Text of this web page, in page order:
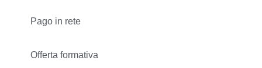
Pago in rete
Offerta formativa